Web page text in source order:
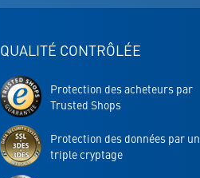
QUALITÉ CONTRÔLÉE
Protection des acheteurs par
Trusted Shops
Protection des données par un
triple cryptage